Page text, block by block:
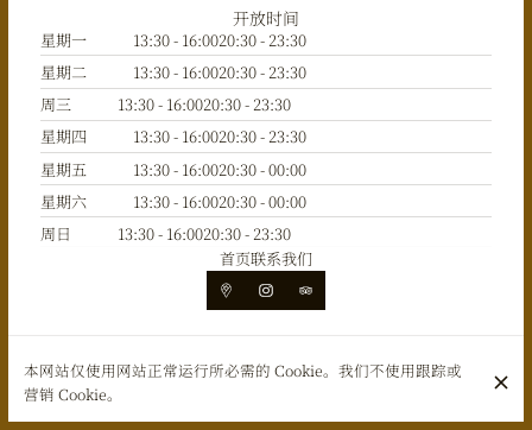
开放时间
星期一 13:30 - 16:0020:30 - 23:30
星期二
13:30 - 16:0020:30 - 23:30
周三
13:30 - 16:0020:30 - 23:30
星期四
13:30 - 16:0020:30 - 23:30
星期五
13:30 - 16:0020:30 - 00:00
星期六
13:30 - 16:0020:30 - 00:00
周日
13:30 - 16:0020:30 - 23:30
首页联系我们
© La Famiglia 2026
本网站仅使用网站正常运行所必需的 Cookie。我们不使用跟踪或
营销 Cookie。